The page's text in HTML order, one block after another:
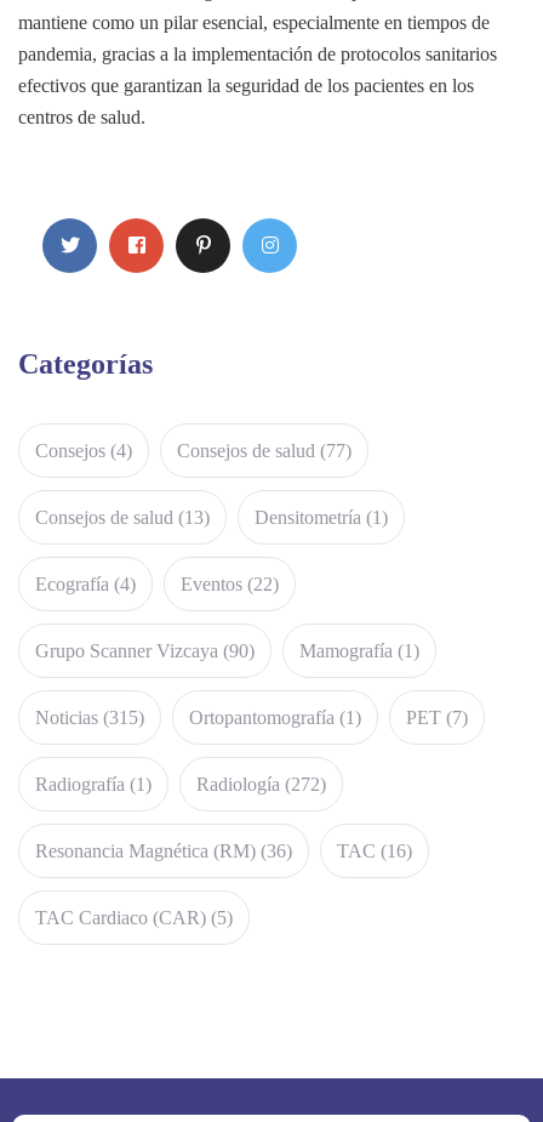
mantiene como un pilar esencial, especialmente en tiempos de
pandemia, gracias a la implementación de protocolos sanitarios
efectivos que garantizan la seguridad de los pacientes en los
centros de salud.
Categorías
Consejos (4) Consejos de salud (77)
Consejos de salud (13) Densitometría (1)
Ecografía (4) Eventos (22)
Grupo Scanner Vizcaya (90) Mamografía (1)
Noticias (315) Ortopantomografía (1) PET (7)
Radiografía (1) Radiología (272)
Resonancia Magnética (RM) (36) TAC (16)
TAC Cardiaco (CAR) (5)